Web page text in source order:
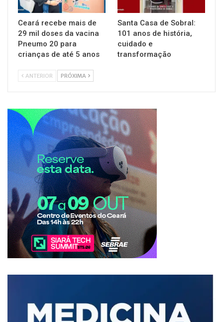
Ceará recebe mais de
29 mil doses da vacina
Pneumo 20 para
crianças de até 5 anos
Santa Casa de Sobral:
101 anos de história,
cuidado e
transformação
ANTERIOR PRÓXIMA